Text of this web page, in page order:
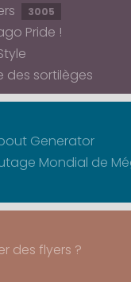
3005
Pride !
des sortilèges
Generator
Mondial de
des flyers ?